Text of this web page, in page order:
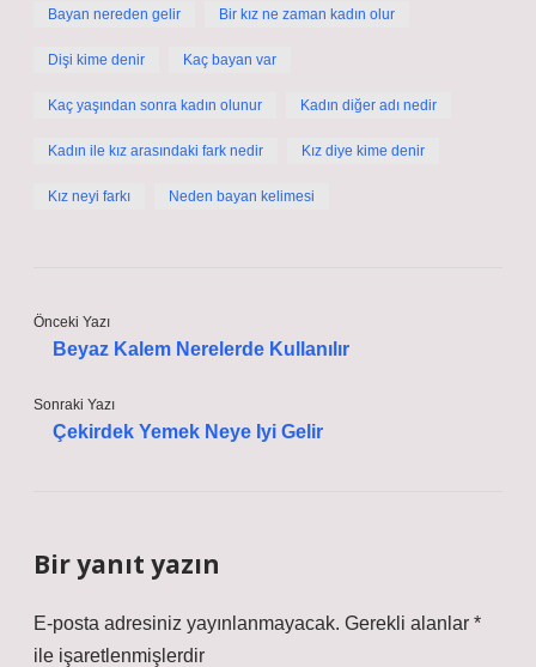
Bayan nereden gelir Bir kız ne zaman kadın olur
Dişi kime denir Kaç bayan var
Kaç yaşından sonra kadın olunur Kadın diğer adı nedir
Kadın ile kız arasındaki fark nedir Kız diye kime denir
Kız neyi farkı Neden bayan kelimesi
Önceki Yazı
Beyaz Kalem Nerelerde Kullanılır
Sonraki Yazı
Çekirdek Yemek Neye Iyi Gelir
Bir yanıt yazın
E-posta adresiniz yayınlanmayacak. Gerekli alanlar *
ile işaretlenmişlerdir